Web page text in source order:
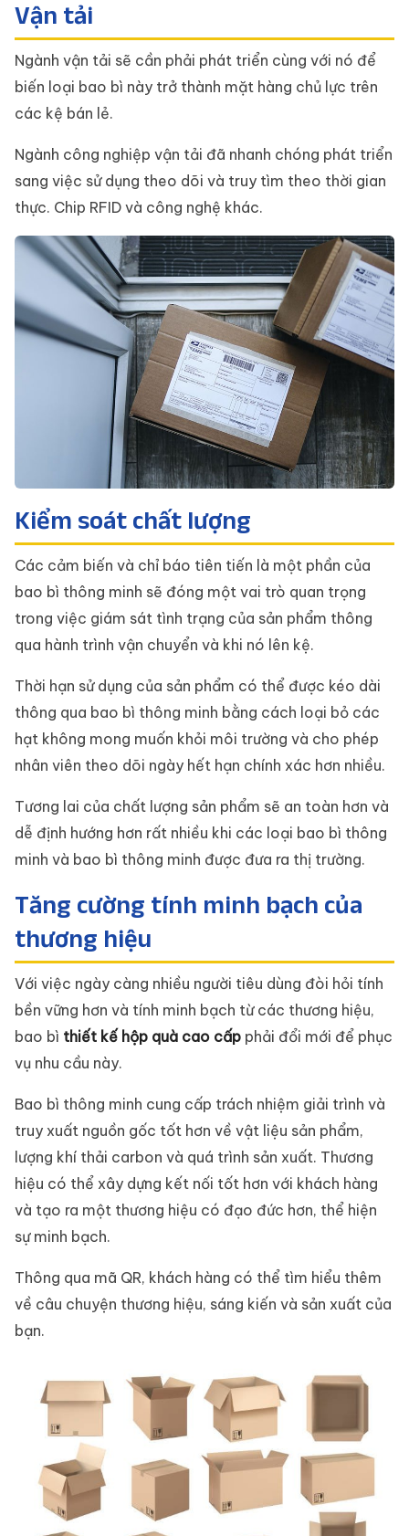
Vận tải
Ngành vận tải sẽ cần phải phát triển cùng với nó để
biến loại bao bì này trở thành mặt hàng chủ lực trên
các kệ bán lẻ.
Ngành công nghiệp vận tải đã nhanh chóng phát triển
sang việc sử dụng theo dõi và truy tìm theo thời gian
thực. Chip RFID và công nghệ khác.
Kiểm soát chất lượng
Các cảm biến và chỉ báo tiên tiến là một phần của
bao bì thông minh sẽ đóng một vai trò quan trọng
trong việc giám sát tình trạng của sản phẩm thông
qua hành trình vận chuyển và khi nó lên kệ.
Thời hạn sử dụng của sản phẩm có thể được kéo dài
thông qua bao bì thông minh bằng cách loại bỏ các
hạt không mong muốn khỏi môi trường và cho phép
nhân viên theo dõi ngày hết hạn chính xác hơn nhiều.
Tương lai của chất lượng sản phẩm sẽ an toàn hơn và
dễ định hướng hơn rất nhiều khi các loại bao bì thông
minh và bao bì thông minh được đưa ra thị trường.
Tăng cường tính minh bạch của
thương hiệu
Với việc ngày càng nhiều người tiêu dùng đòi hỏi tính
bền vững hơn và tính minh bạch từ các thương hiệu,
bao bì thiết kế hộp quà cao cấp phải đổi mới để phục
vụ nhu cầu này.
Bao bì thông minh cung cấp trách nhiệm giải trình và
truy xuất nguồn gốc tốt hơn về vật liệu sản phẩm,
lượng khí thải carbon và quá trình sản xuất. Thương
hiệu có thể xây dựng kết nối tốt hơn với khách hàng
và tạo ra một thương hiệu có đạo đức hơn, thể hiện
sự minh bạch.
Thông qua mã QR, khách hàng có thể tìm hiểu thêm
về câu chuyện thương hiệu, sáng kiến ​​và sản xuất của
bạn.